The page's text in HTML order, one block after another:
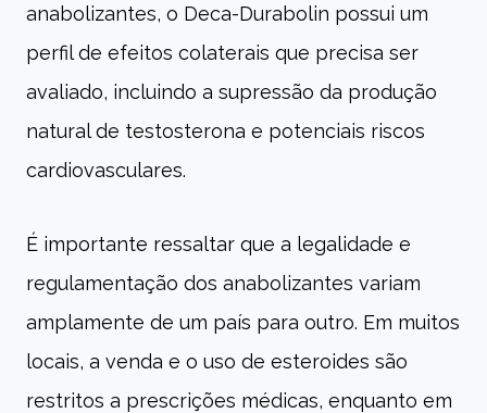
anabolizantes, o Deca-Durabolin possui um
perfil de efeitos colaterais que precisa ser
avaliado, incluindo a supressão da produção
natural de testosterona e potenciais riscos
cardiovasculares.
É importante ressaltar que a legalidade e
regulamentação dos anabolizantes variam
amplamente de um país para outro. Em muitos
locais, a venda e o uso de esteroides são
restritos a prescrições médicas, enquanto em